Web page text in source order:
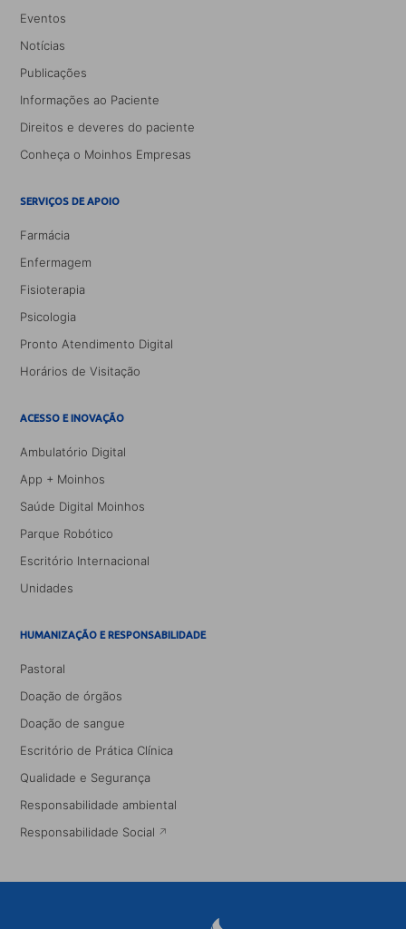
Eventos
Notícias
Publicações
Informações ao Paciente
Direitos e deveres do paciente
Conheça o Moinhos Empresas
SERVIÇOS DE APOIO
Farmácia
Enfermagem
Fisioterapia
Psicologia
Pronto Atendimento Digital
Horários de Visitação
ACESSO E INOVAÇÃO
Ambulatório Digital
App + Moinhos
Saúde Digital Moinhos
Parque Robótico
Escritório Internacional
Unidades
HUMANIZAÇÃO E RESPONSABILIDADE
Pastoral
Doação de órgãos
Doação de sangue
Escritório de Prática Clínica
Qualidade e Segurança
Responsabilidade ambiental
Responsabilidade Social